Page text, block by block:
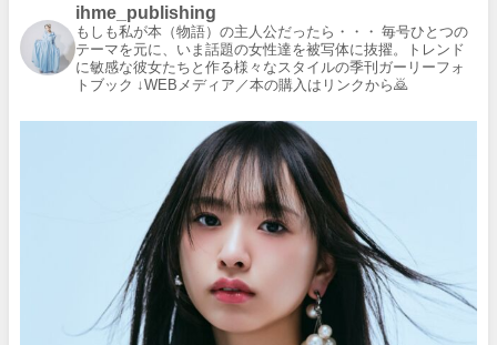
ihme_publishing
もしも私が本（物語）の主人公だったら・・・
毎号ひとつの
テーマを元に、いま話題の女性達を被写体に抜擢。トレンド
に敏感な彼女たちと作る様々なスタイルの季刊ガーリーフォ
トブック ↓WEBメディア／本の購入はリンクから🙇